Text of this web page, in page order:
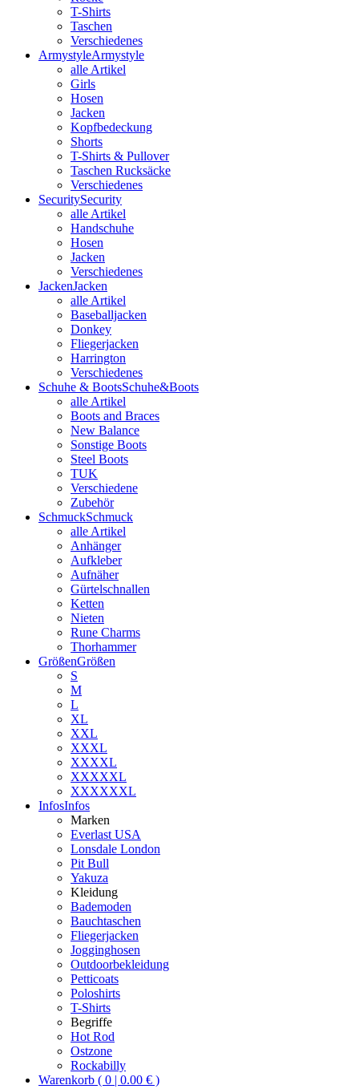
T-Shirts
Taschen
Verschiedenes
ArmystyleArmystyle
alle Artikel
Girls
Hosen
Jacken
Kopfbedeckung
Shorts
T-Shirts & Pullover
Taschen Rucksäcke
Verschiedenes
SecuritySecurity
alle Artikel
Handschuhe
Hosen
Jacken
Verschiedenes
JackenJacken
alle Artikel
Baseballjacken
Donkey
Fliegerjacken
Harrington
Verschiedenes
Schuhe & BootsSchuhe&Boots
alle Artikel
Boots and Braces
New Balance
Sonstige Boots
Steel Boots
TUK
Verschiedene
Zubehör
SchmuckSchmuck
alle Artikel
Anhänger
Aufkleber
Aufnäher
Gürtelschnallen
Ketten
Nieten
Rune Charms
Thorhammer
GrößenGrößen
S
M
L
XL
XXL
XXXL
XXXXL
XXXXXL
XXXXXXL
InfosInfos
Marken
Everlast USA
Lonsdale London
Pit Bull
Yakuza
Kleidung
Bademoden
Bauchtaschen
Fliegerjacken
Jogginghosen
Outdoorbekleidung
Petticoats
Poloshirts
T-Shirts
Begriffe
Hot Rod
Ostzone
Rockabilly
Warenkorb ( 0 | 0.00 € )